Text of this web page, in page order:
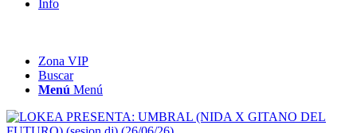
Info
Zona VIP
Buscar
Menú Menú